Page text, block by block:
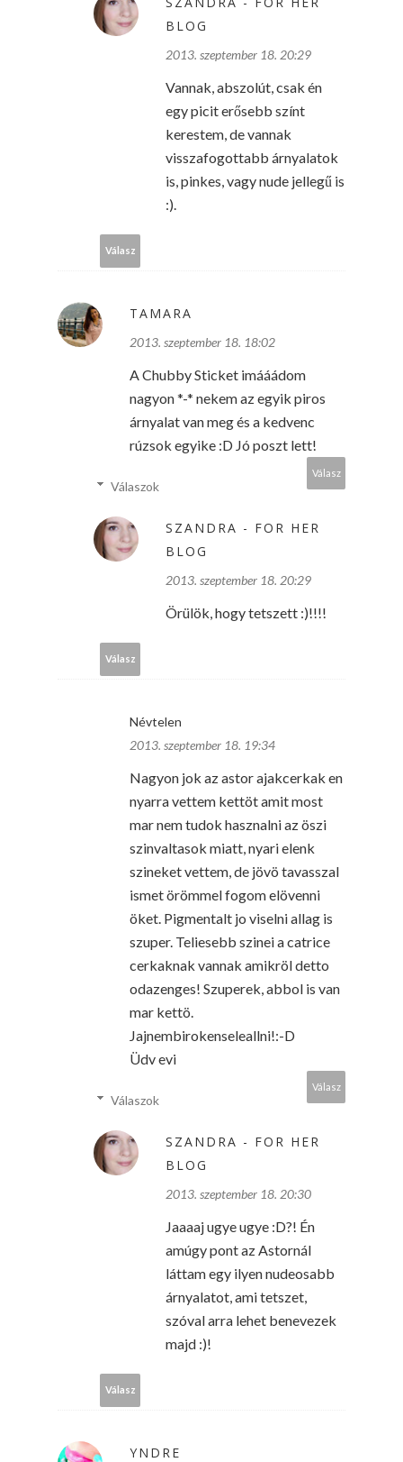
BLOG
2013. szeptember 18. 20:29
Vannak, abszolút, csak én
egy picit erősebb színt
kerestem, de vannak
visszafogottabb árnyalatok
is, pinkes, vagy nude jellegű is
:).
Válasz
TAMARA
2013. szeptember 18. 18:02
A Chubby Sticket imááádom
nagyon *-* nekem az egyik piros
árnyalat van meg és a kedvenc
rúzsok egyike :D Jó poszt lett!
Válasz
Válaszok
SZANDRA - FOR HER
BLOG
2013. szeptember 18. 20:29
Örülök, hogy tetszett :)!!!!
Válasz
Névtelen
2013. szeptember 18. 19:34
Nagyon jok az astor ajakcerkak en
nyarra vettem kettöt amit most
mar nem tudok hasznalni az öszi
szinvaltasok miatt, nyari elenk
szineket vettem, de jövö tavasszal
ismet örömmel fogom elövenni
öket. Pigmentalt jo viselni allag is
szuper. Teliesebb szinei a catrice
cerkaknak vannak amikröl detto
odazenges! Szuperek, abbol is van
mar kettö.
Jajnembirokenseleallni!:-D
Üdv evi
Válasz
Válaszok
SZANDRA - FOR HER
BLOG
2013. szeptember 18. 20:30
Jaaaaj ugye ugye :D?! Én
amúgy pont az Astornál
láttam egy ilyen nudeosabb
árnyalatot, ami tetszet,
szóval arra lehet benevezek
majd :)!
Válasz
YNDRE